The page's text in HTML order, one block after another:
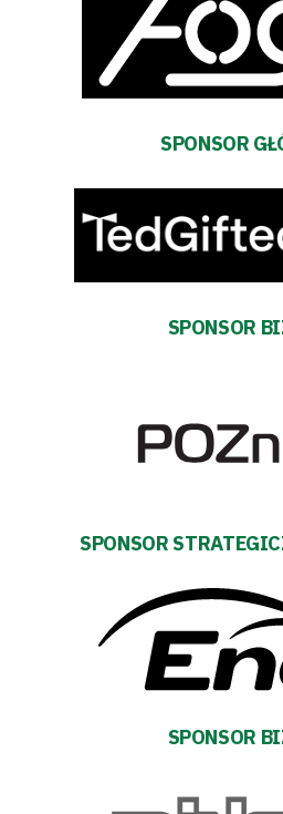
terminarz
Kontakt
Pierwszy
SPONSOR
SPONSOR
SPONSOR
SPONSOR